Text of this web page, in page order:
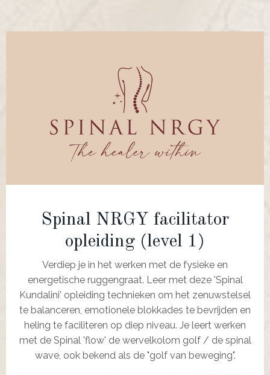
Spinal NRGY facilitator
opleiding (level 1)
Verdiep je in het werken met de fysieke en
energetische ruggengraat. Leer met deze 'Spinal
Kundalini' opleiding technieken om het zenuwstelsel
te balanceren, emotionele blokkades te bevrijden en
heling te faciliteren op diep niveau. Je leert werken
met de Spinal 'flow' de wervelkolom golf / de spinal
wave, ook bekend als de "golf van beweging".